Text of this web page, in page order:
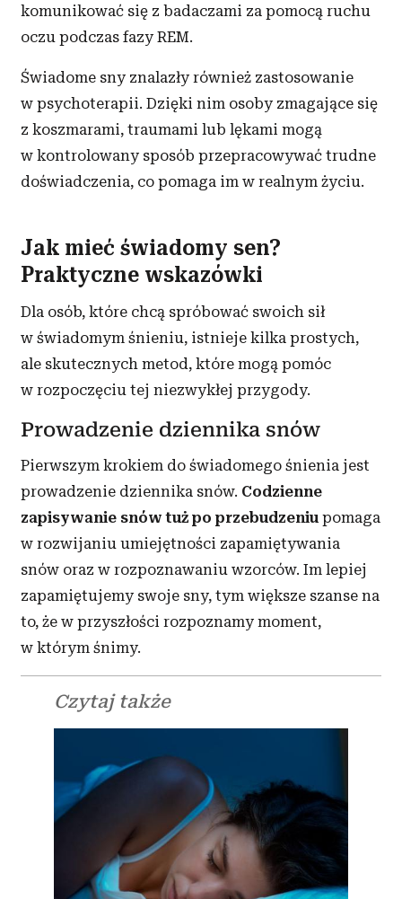
komunikować się z badaczami za pomocą ruchu
oczu podczas fazy REM.
Świadome sny znalazły również zastosowanie
w psychoterapii. Dzięki nim osoby zmagające się
z koszmarami, traumami lub lękami mogą
w kontrolowany sposób przepracowywać trudne
doświadczenia, co pomaga im w realnym życiu.
Jak mieć świadomy sen?
Praktyczne wskazówki
Dla osób, które chcą spróbować swoich sił
w świadomym śnieniu, istnieje kilka prostych,
ale skutecznych metod, które mogą pomóc
w rozpoczęciu tej niezwykłej przygody.
Prowadzenie dziennika snów
Pierwszym krokiem do świadomego śnienia jest
prowadzenie dziennika snów. Codzienne
zapisywanie snów tuż po przebudzeniu pomaga
w rozwijaniu umiejętności zapamiętywania
snów oraz w rozpoznawaniu wzorców. Im lepiej
zapamiętujemy swoje sny, tym większe szanse na
to, że w przyszłości rozpoznamy moment,
w którym śnimy.
Czytaj także